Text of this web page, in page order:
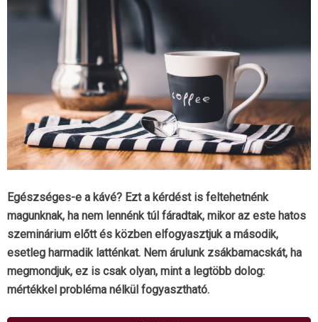
Egészséges-e a kávé? Ezt a kérdést is feltehetnénk
magunknak, ha nem lennénk túl fáradtak, mikor az este hatos
szeminárium előtt és közben elfogyasztjuk a második,
esetleg harmadik latténkat. Nem árulunk zsákbamacskát, ha
megmondjuk, ez is csak olyan, mint a legtöbb dolog:
mértékkel probléma nélkül fogyasztható.